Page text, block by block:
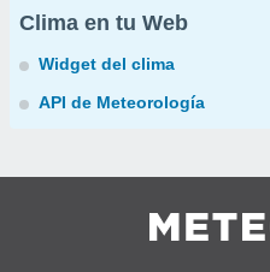
Clima en tu Web
Widget del clima
API de Meteorología